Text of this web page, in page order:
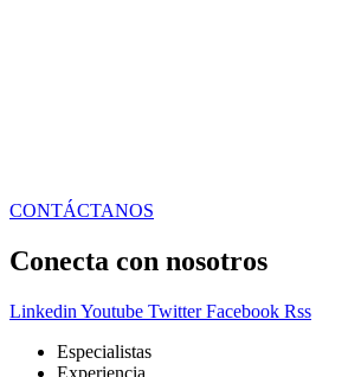
CONTÁCTANOS
Conecta con nosotros
Linkedin Youtube Twitter Facebook Rss
Especialistas
Experiencia